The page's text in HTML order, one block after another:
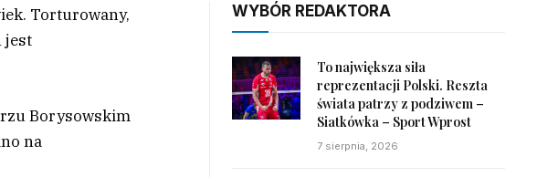
Torturowany,
jest
Borysowskim
na
WYBÓR REDAKTORA
To największa siła
reprezentacji Polski. Reszta
świata patrzy z podziwem –
Siatkówka – Sport Wprost
7 sierpnia, 2026